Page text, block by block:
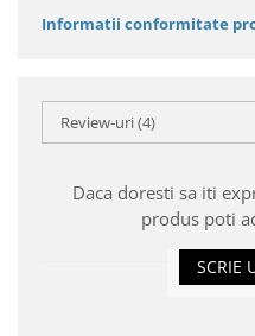
Informatii conformitate
Review-uri(4)
Daca doresti sa iti
produs poti
SCRIE